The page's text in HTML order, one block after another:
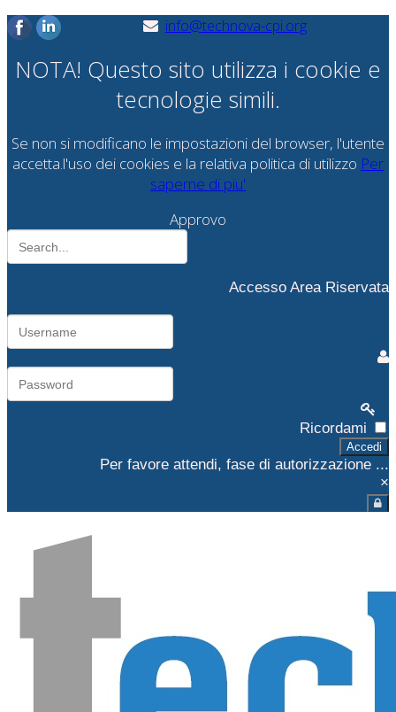
info@technova-cpi.org
NOTA! Questo sito utilizza i cookie e
tecnologie simili.
Se non si modificano le impostazioni del browser, l'utente
accetta.l'uso dei cookies e la relativa politica di utilizzo Per
saperne di piu'
Approvo
Accesso Area Riservata
Ricordami
Accedi
Per favore attendi, fase di autorizzazione ...
×